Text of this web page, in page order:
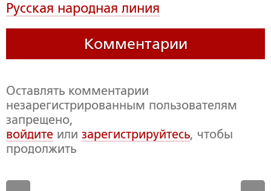
Русская народная линия
Комментарии
Оставлять комментарии
незарегистрированным пользователям
запрещено,
войдите или зарегистрируйтесь, чтобы
продолжить